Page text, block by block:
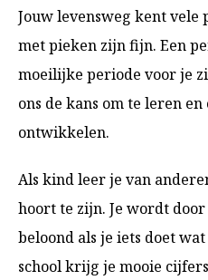
Jouw levensweg kent vele
met pieken zijn fijn. Een
moeilijke periode voor je
ons de kans om te leren
ontwikkelen.
Als kind leer je van
hoort te zijn. Je wordt
beloond als je iets doet
school krijg je mooie